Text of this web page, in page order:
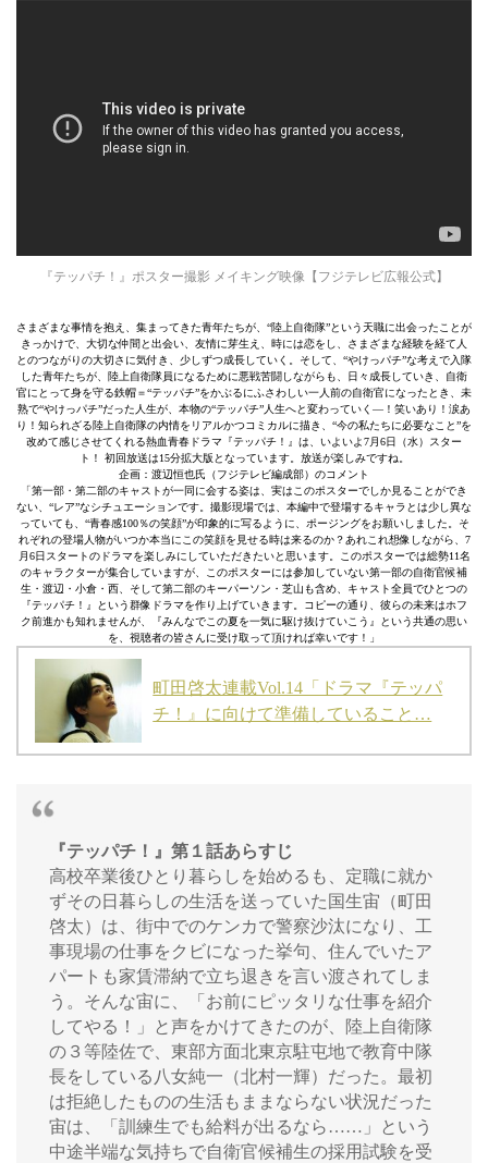
『テッパチ！』ポスター撮影 メイキング映像【フジテレビ広報公式】
さまざまな事情を抱え、集まってきた青年たちが、“陸上自衛隊”という天職に出会ったことが
きっかけで、大切な仲間と出会い、友情に芽生え、時には恋をし、さまざまな経験を経て人
とのつながりの大切さに気付き、少しずつ成長していく。そして、“やけっパチ”な考えで入隊
した青年たちが、陸上自衛隊員になるために悪戦苦闘しながらも、日々成長していき、自衛
官にとって身を守る鉄帽＝“テッパチ”をかぶるにふさわしい一人前の自衛官になったとき、未
熟で“やけっパチ”だった人生が、本物の“テッパチ”人生へと変わっていく―！笑いあり！涙あ
り！知られざる陸上自衛隊の内情をリアルかつコミカルに描き、“今の私たちに必要なこと”を
改めて感じさせてくれる熱血青春ドラマ『テッパチ！』は、いよいよ7月6日（水）スター
ト！ 初回放送は15分拡大版となっています。放送が楽しみですね。
企画：渡辺恒也氏（フジテレビ編成部）のコメント
「第一部・第二部のキャストが一同に会する姿は、実はこのポスターでしか見ることができ
ない、“レア”なシチュエーションです。撮影現場では、本編中で登場するキャラとは少し異な
っていても、“青春感100％の笑顔”が印象的に写るように、ポージングをお願いしました。そ
れぞれの登場人物がいつか本当にこの笑顔を見せる時は来るのか？あれこれ想像しながら、7
月6日スタートのドラマを楽しみにしていただきたいと思います。このポスターでは総勢11名
のキャラクターが集合していますが、このポスターには参加していない第一部の自衛官候補
生・渡辺・小倉・西、そして第二部のキーパーソン・芝山も含め、キャスト全員でひとつの
『テッパチ！』という群像ドラマを作り上げていきます。コピーの通り、彼らの未来はホフ
ク前進かも知れませんが、『みんなでこの夏を一気に駆け抜けていこう』という共通の思い
を、視聴者の皆さんに受け取って頂ければ幸いです！」
町田啓太連載Vol.14「ドラマ『テッパ
チ！』に向けて準備していること…
『テッパチ！』第１話あらすじ
高校卒業後ひとり暮らしを始めるも、定職に就か
ずその日暮らしの生活を送っていた国生宙（町田
啓太）は、街中でのケンカで警察沙汰になり、工
事現場の仕事をクビになった挙句、住んでいたア
パートも家賃滞納で立ち退きを言い渡されてしま
う。そんな宙に、「お前にピッタリな仕事を紹介
してやる！」と声をかけてきたのが、陸上自衛隊
の３等陸佐で、東部方面北東京駐屯地で教育中隊
長をしている八女純一（北村一輝）だった。最初
は拒絶したものの生活もままならない状況だった
宙は、「訓練生でも給料が出るなら……」という
中途半端な気持ちで自衛官候補生の採用試験を受